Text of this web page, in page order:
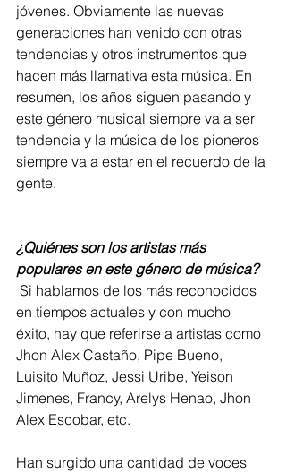
jóvenes. Obviamente las nuevas
generaciones han venido con otras
tendencias y otros instrumentos que
hacen más llamativa esta música. En
resumen, los años siguen pasando y
este género musical siempre va a ser
tendencia y la música de los pioneros
siempre va a estar en el recuerdo de la
gente.
¿Quiénes son los artistas más
populares en este género de música?
en tiempos actuales y con mucho
éxito, hay que referirse a artistas como
Jhon Alex Castaño, Pipe Bueno,
Luisito Muñoz, Jessi Uribe, Yeison
Jimenes, Francy, Arelys Henao, Jhon
Alex Escobar, etc.
Han surgido una cantidad de voces